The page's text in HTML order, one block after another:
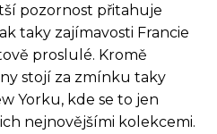
pozornost přitahuje
taky zajímavosti Francie
proslulé. Kromě
stojí za zmínku taky
Yorku, kde se to jen
nejnovějšími kolekcemi.